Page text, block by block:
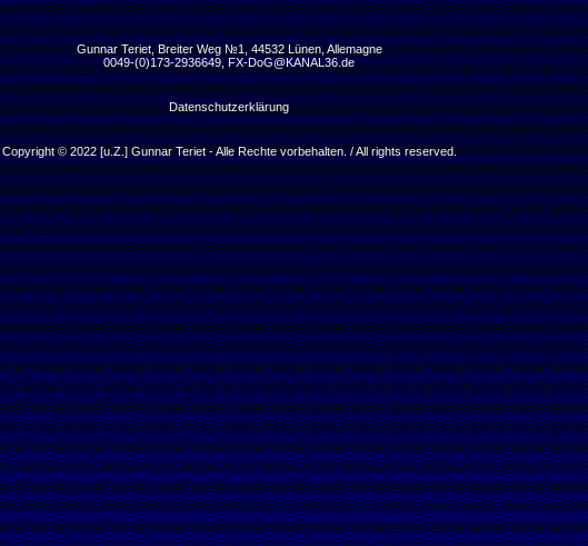
Gunnar Teriet, Breiter Weg №1, 44532 Lünen, Allemagne
0049-(0)173-2936649,FX-DoG@KANAL36.de
Datenschutzerklärung
Copyright © 2022 [u.Z.] Gunnar Teriet - Alle Rechte vorbehalten. / All rights reserved.